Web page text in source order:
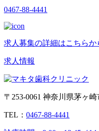
0467-88-4441
求人募集の詳細はこちらか
求人情報
〒253-0061 神奈川県茅ヶ
TEL： 0467-88-4441